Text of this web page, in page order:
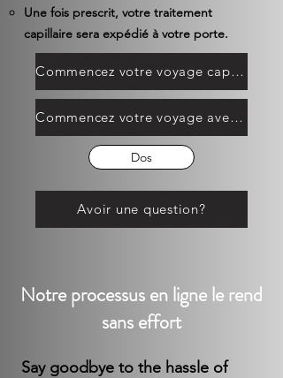
Une fois prescrit, votre traitement
capillaire sera expédié à votre porte.
Commencez votre voyage capillaire
Commencez votre voyage avec la barbe
Dos
Avoir une question?
Notre processus en ligne le rend
sans effort
Say goodbye to the hassle of